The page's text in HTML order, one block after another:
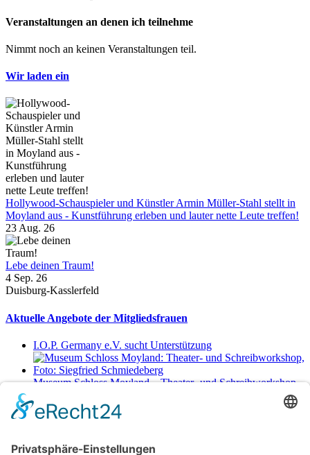
Veranstaltungen an denen ich teilnehme
Nimmt noch an keinen Veranstaltungen teil.
Wir laden ein
Hollywood-Schauspieler und Künstler Armin Müller-Stahl stellt in
Moyland aus - Kunstführung erleben und lauter nette Leute treffen!
23 Aug. 26
Lebe deinen Traum!
4 Sep. 26
Duisburg-Kasslerfeld
Aktuelle Angebote der Mitgliedsfrauen
I.O.P. Germany e.V. sucht Unterstützung
Museum Schloss Moyland – Theater- und Schreibworkshop
Netzwerkerinnen
Login für Mitglieder